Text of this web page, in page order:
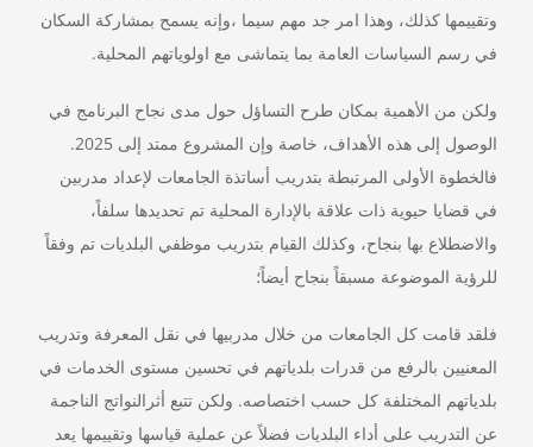
وتقييمها كذلك، وهذا امر جد مهم سيما ،وإنه يسمح بمشاركة السكان
في رسم السياسات العامة بما يتماشى مع اولوياتهم المحلية.
ولكن من الأهمية بمكان طرح التساؤل حول مدى نجاح البرنامج في
الوصول إلى هذه الأهداف، خاصة وإن المشروع ممتد إلى 2025.
فالخطوة الأولى المرتبطة بتدريب أساتذة الجامعات لإعداد مدربين
في قضايا حيوية ذات علاقة بالإدارة المحلية تم تحديدها سلفاً،
والاضطلاع بها بنجاح، وكذلك القيام بتدريب موظفي البلديات تم وفقاً
للرؤية الموضوعة مسبقاً بنجاح أيضاً؛
فلقد قامت كل الجامعات من خلال مدربيها في نقل المعرفة وتدريب
المعنيين بالرفع من قدرات بلدياتهم في تحسين مستوى الخدمات في
بلدياتهم المختلفة كل حسب اختصاصه. ولكن تتبع أثرالنواتج الناجمة
عن التدريب على أداء البلديات فضلاً عن عملية قياسها وتقييمها يعد